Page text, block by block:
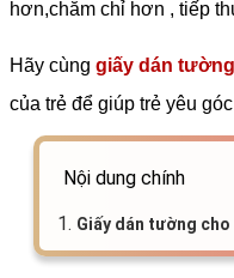
hơn,chăm chỉ hơn , tiếp
Hãy cùng giấy dán tường
của trẻ để giúp trẻ yêu
Nội dung chính
1. Giấy dán tường